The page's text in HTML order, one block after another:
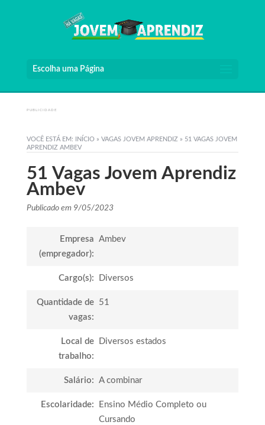
Escolha uma Página
PUBLICIDADE
VOCÊ ESTÁ EM: INÍCIO» VAGAS JOVEM APRENDIZ» 51 VAGAS JOVEM
APRENDIZ AMBEV
51 Vagas Jovem Aprendiz
Ambev
Publicado em 9/05/2023
Empresa
(empregador):
Ambev
Cargo(s): Diversos
Quantidade de
vagas:
51
Local de
trabalho:
Diversos estados
Salário: A combinar
Escolaridade:
Ensino Médio Completo ou
Cursando